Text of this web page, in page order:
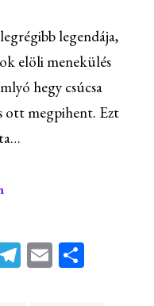
legendája,
elöli menekülés
hegy csúcsa
ott megpihent. Ezt
Telegram
Email